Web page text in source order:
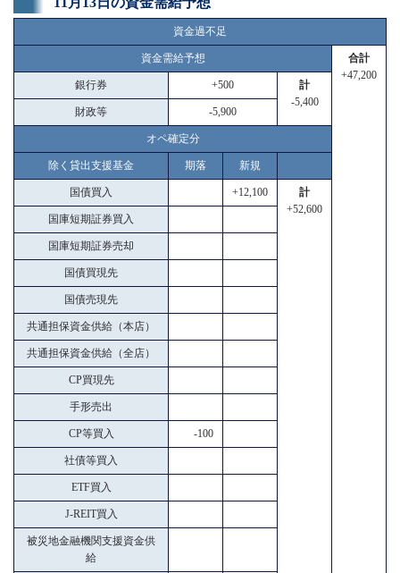
資金過不足
資金需給予想
合計
+47,200
銀行券 +500
計
-5,400
財政等 -5,900
オペ確定分
除く貸出支援基金 期落 新規
国債買入 +12,100
計
+52,600
国庫短期証券買入
国庫短期証券売却
国債買現先
国債売現先
共通担保資金供給（本店）
共通担保資金供給（全店）
CP買現先
手形売出
CP等買入 -100
社債等買入
ETF買入
J-REIT買入
被災地金融機関支援資金供
給